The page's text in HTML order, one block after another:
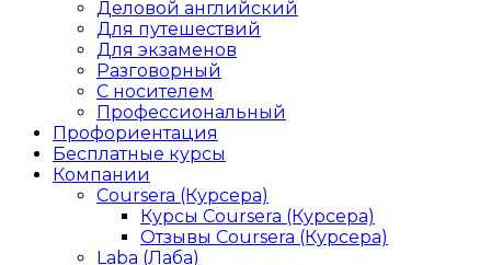
Деловой английский
Для путешествий
Для экзаменов
Разговорный
С носителем
Профессиональный
Профориентация
Бесплатные курсы
Компании
Coursera (Курсера)
Курсы Coursera (Курсера)
Отзывы Coursera (Курсера)
Laba (Лаба)